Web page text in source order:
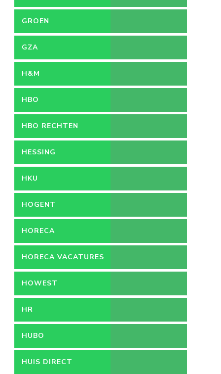
ONTWERPER
GROEN
GZA
H&M
HBO
HBO RECHTEN
HESSING
HKU
HOGENT
HORECA
HORECA VACATURES
HOWEST
HR
HUBO
HUIS DIRECT